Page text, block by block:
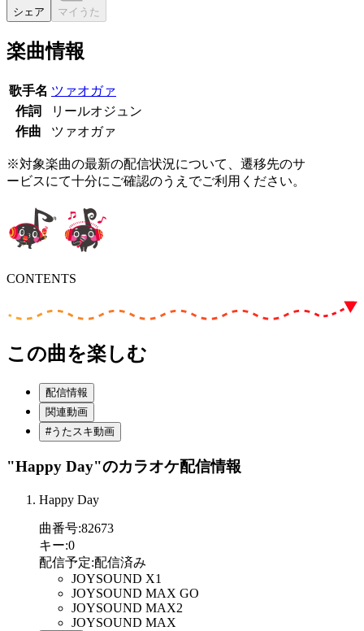
シェア マイうた
楽曲情報
歌手名 ツァオガァ
作詞
リールオジュン
作曲
ツァオガァ
※対象楽曲の最新の配信状況について、遷移先のサ
ービスにて十分にご確認のうえでご利用ください。
CONTENTS
この曲を楽しむ
配信情報
関連動画
#うたスキ動画
"Happy Day"のカラオケ配信情報
Happy Day
曲番号:82673
キー:0
配信予定:配信済み
JOYSOUND X1
JOYSOUND MAX GO
JOYSOUND MAX2
JOYSOUND MAX